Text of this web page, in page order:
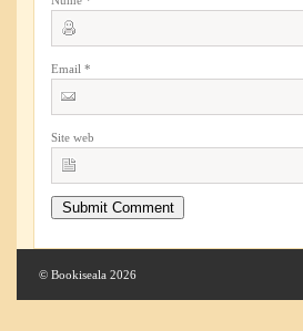
Email *
Site web
© Bookiseala 2026